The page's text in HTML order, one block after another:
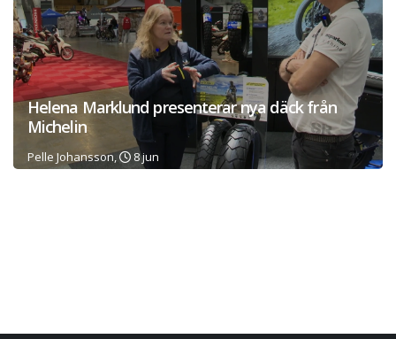
Helena Marklund presenterar nya däck från
Michelin
Pelle Johansson, 8 jun